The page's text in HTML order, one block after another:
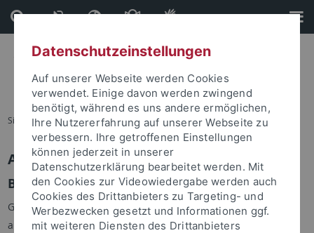
Direkt
zum
Inhalt
Direkt
zur
Fußleiste
Sie sind hier: Startseite
Anmelden
Benutzeranmeldung
Geben Sie Ihren Benutzernamen und Ihr Passwort an um sich
anzumelden:
Datenschutzeinstellungen
Auf unserer Webseite werden Cookies
verwendet. Einige davon werden zwingend
benötigt, während es uns andere ermöglichen,
Ihre Nutzererfahrung auf unserer Webseite zu
verbessern. Ihre getroffenen Einstellungen
können jederzeit in unserer
Datenschutzerklärung bearbeitet werden. Mit
den Cookies zur Videowiedergabe werden auch
Cookies des Drittanbieters zu Targeting- und
Werbezwecken gesetzt und Informationen ggf.
mit weiteren Diensten des Drittanbieters